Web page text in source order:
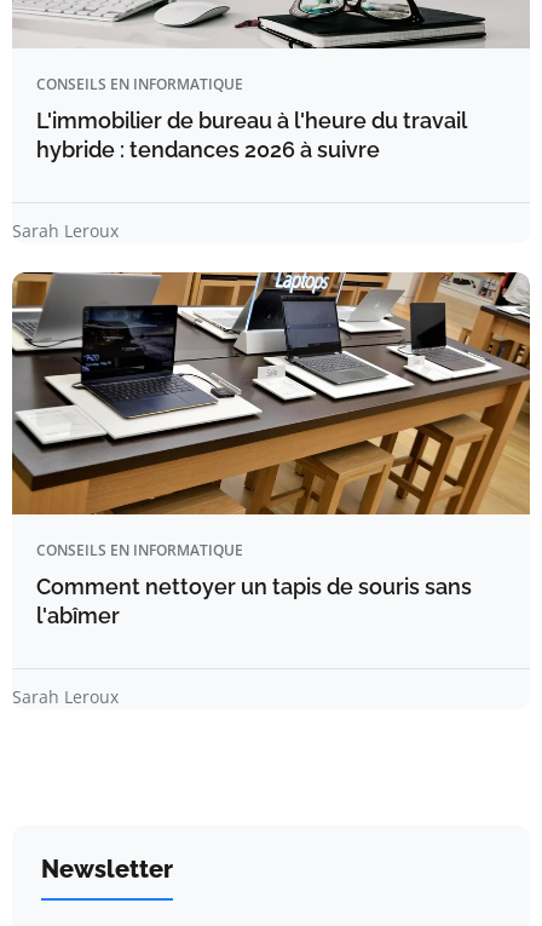
CONSEILS EN INFORMATIQUE
L'immobilier de bureau à l'heure du travail
hybride : tendances 2026 à suivre
Sarah Leroux
CONSEILS EN INFORMATIQUE
Comment nettoyer un tapis de souris sans
l'abîmer
Sarah Leroux
Newsletter